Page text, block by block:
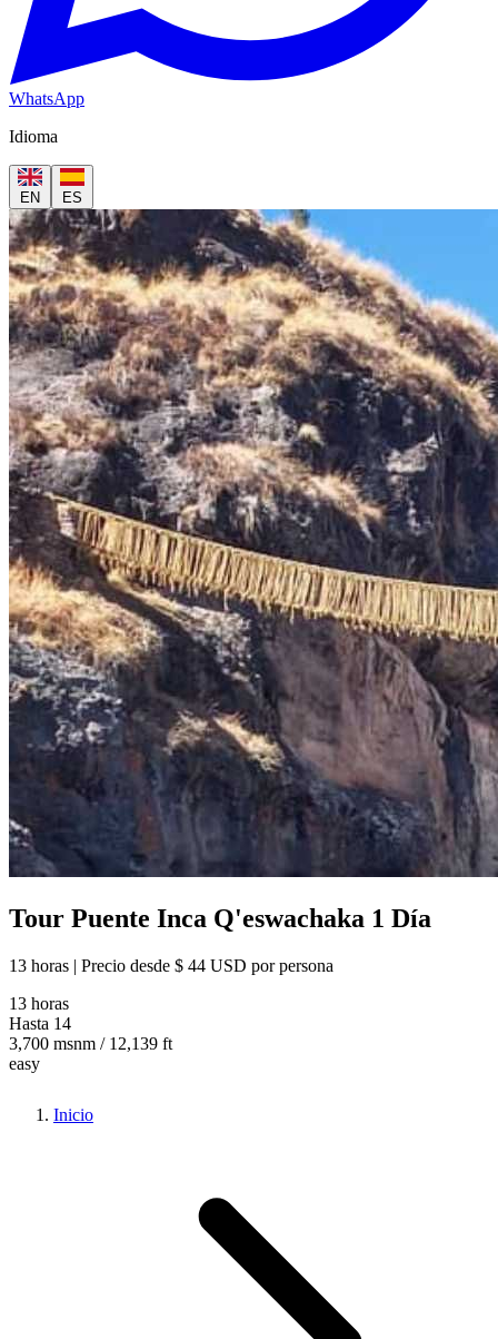
WhatsApp
Idioma
EN ES
Tour Puente Inca Q'eswachaka 1 Día
13 horas | Precio desde $ 44 USD por persona
13 horas
Hasta 14
3,700 msnm / 12,139 ft
easy
Inicio